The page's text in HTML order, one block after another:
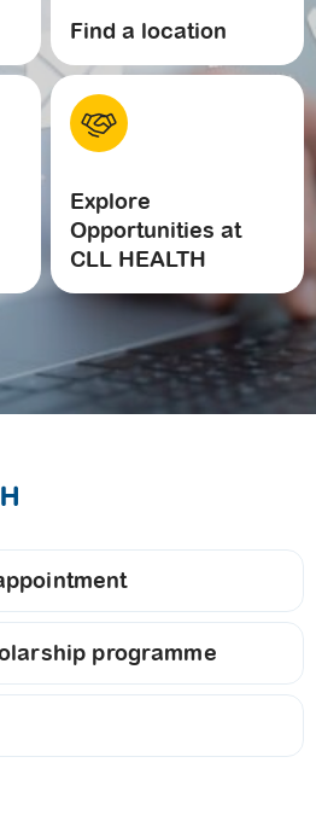
Find a location
Explore
Opportunities at
CLL HEALTH
programme